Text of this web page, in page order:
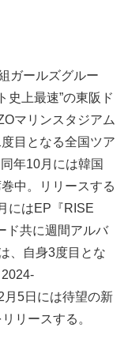
ガールズグルー
史上最速”の東阪ド
マリンスタジアム
目となる全国ツア
年10月には韓国
中。リリースする
にはEP『RISE
ド共に週間アルバ
、自身3度目とな
5日には待望の新
リースする。